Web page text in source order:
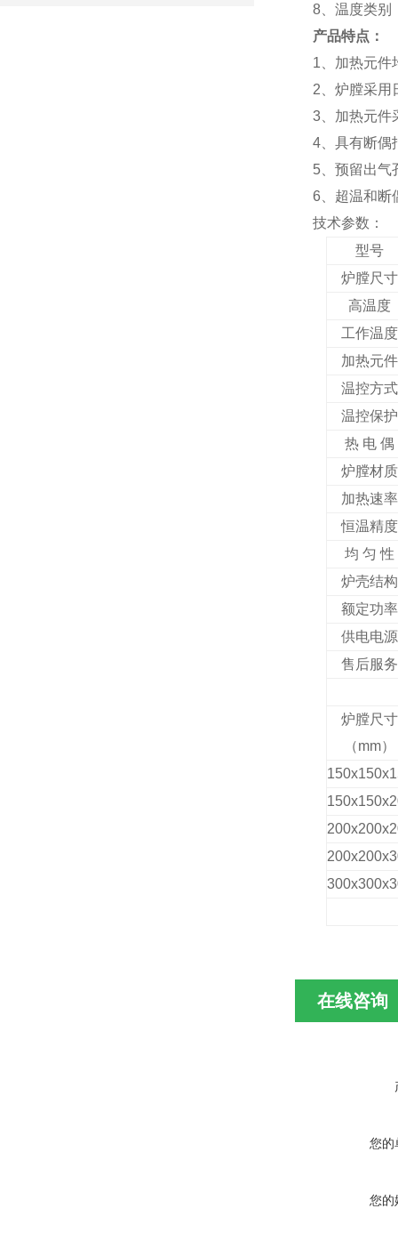
8、温度类
产品特点：
1、加热元件
2、炉膛采用
3、加热元件
4、具有断偶
5、预留出气
6、超温和断
技术参数：
型号
炉膛尺寸
高温度
工作温度
加热元件
温控方式
温控保护
热 电 偶
炉膛材质
加热速率
恒温精度
均 匀 性
炉壳结构
额定功率
供电电源
售后服务
炉膛尺寸
（mm）
在线咨询
您的
您的